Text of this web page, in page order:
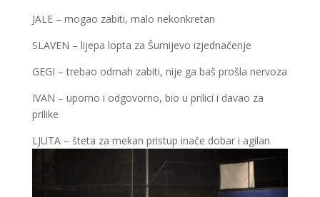
JALE – mogao zabiti, malo nekonkretan
SLAVEN – lijepa lopta za Šumijevo izjednačenje
GEGI – trebao odmah zabiti, nije ga baš prošla nervoza
IVAN – uporno i odgovorno, bio u prilici i davao za
prilike
LJUTA – šteta za mekan pristup inače dobar i agilan